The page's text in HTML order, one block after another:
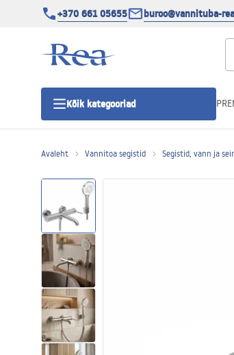
+370 661 05655 buroo@vannituba-
Kõik kategooriad
Duši uks
Vannitoa dušialused
Lineaarne duši äravool
Tualettruumid
Avaleht Vannitoa segistid Segistid, vann ja